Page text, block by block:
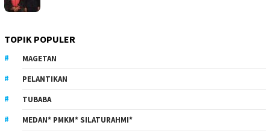
TOPIK POPULER
MAGETAN
PELANTIKAN
TUBABA
MEDAN* PMKM* SILATURAHMI*